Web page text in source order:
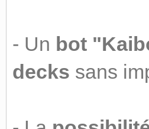
- Un bot
decks sans